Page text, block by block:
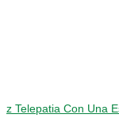
z Telepatia Con Una